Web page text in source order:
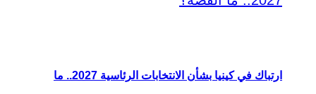
ارتباك في كينيا بشأن الانتخابات الرئاسية 2027.. ما